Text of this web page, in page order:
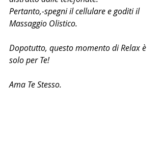
Pertanto,-spegni il cellulare e goditi il
Massaggio Olistico.
Dopotutto, questo momento di Relax è
solo per Te!
Ama Te Stesso.